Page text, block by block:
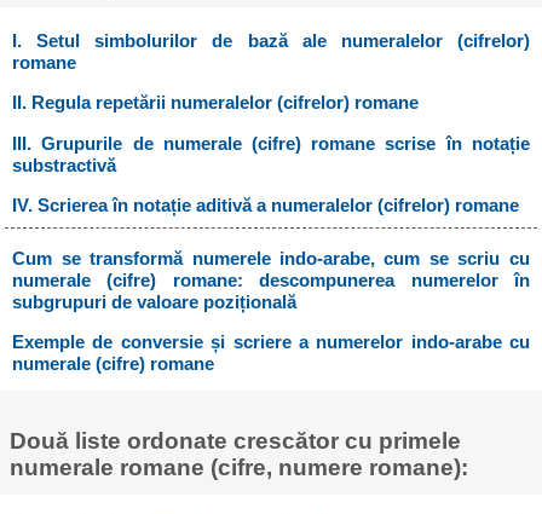
I. Setul simbolurilor de bază ale numeralelor (cifrelor)
romane
II. Regula repetării numeralelor (cifrelor) romane
III. Grupurile de numerale (cifre) romane scrise în notație
substractivă
IV. Scrierea în notație aditivă a numeralelor (cifrelor) romane
Cum se transformă numerele indo-arabe, cum se scriu cu
numerale (cifre) romane: descompunerea numerelor în
subgrupuri de valoare pozițională
Exemple de conversie și scriere a numerelor indo-arabe cu
numerale (cifre) romane
Două liste ordonate crescător cu primele
numerale romane (cifre, numere romane):